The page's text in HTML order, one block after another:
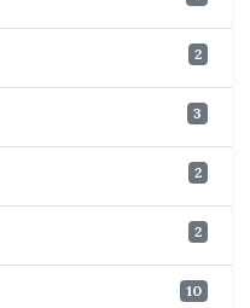
2
3
2
2
10